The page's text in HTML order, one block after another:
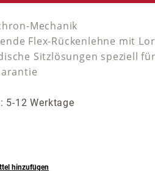
Mechanik
Flex-Rückenlehne mit
Sitzlösungen speziell
5-12 Werktage
hinzufügen